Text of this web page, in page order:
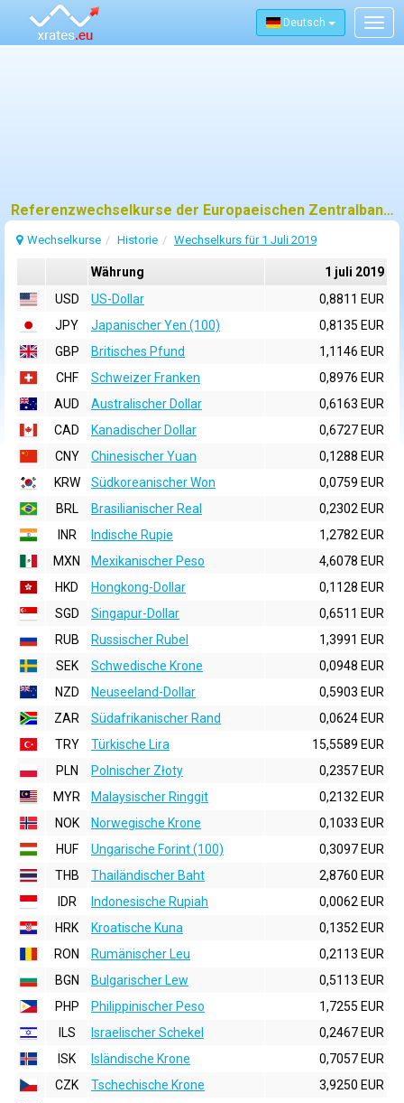
Deutsch
Referenzwechselkurse der Europaeischen Zentralbank (EZB) fuer 1 juli 2019
Wechselkurse Historie Wechselkurs für 1 Juli 2019
Währung
1 juli 2019
USD
US-Dollar
0,8811 EUR
JPY
Japanischer Yen (100)
0,8135 EUR
GBP
Britisches Pfund
1,1146 EUR
CHF
Schweizer Franken
0,8976 EUR
AUD
Australischer Dollar
0,6163 EUR
CAD
Kanadischer Dollar
0,6727 EUR
CNY
Chinesischer Yuan
0,1288 EUR
KRW
Südkoreanischer Won
0,0759 EUR
BRL
Brasilianischer Real
0,2302 EUR
INR
Indische Rupie
1,2782 EUR
MXN
Mexikanischer Peso
4,6078 EUR
HKD
Hongkong-Dollar
0,1128 EUR
SGD
Singapur-Dollar
0,6511 EUR
RUB
Russischer Rubel
1,3991 EUR
SEK
Schwedische Krone
0,0948 EUR
NZD
Neuseeland-Dollar
0,5903 EUR
ZAR
Südafrikanischer Rand
0,0624 EUR
TRY
Türkische Lira
15,5589 EUR
PLN
Polnischer Złoty
0,2357 EUR
MYR
Malaysischer Ringgit
0,2132 EUR
NOK
Norwegische Krone
0,1033 EUR
HUF
Ungarische Forint (100)
0,3097 EUR
THB
Thailändischer Baht
2,8760 EUR
IDR
Indonesische Rupiah
0,0062 EUR
HRK
Kroatische Kuna
0,1352 EUR
RON
Rumänischer Leu
0,2113 EUR
BGN
Bulgarischer Lew
0,5113 EUR
PHP
Philippinischer Peso
1,7255 EUR
ILS
Israelischer Schekel
0,2467 EUR
ISK
Isländische Krone
0,7057 EUR
CZK
Tschechische Krone
3,9250 EUR